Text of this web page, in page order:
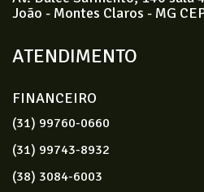
João - Montes Claros - MG
ATENDIMENTO
FINANCEIRO
(31) 99760-0660
(31) 99743-8932
(38) 3084-6003